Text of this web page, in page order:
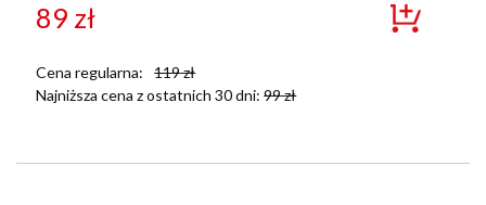
89 zł
Cena regularna: 119zł
Najniższa cena z ostatnich 30 dni:99zł